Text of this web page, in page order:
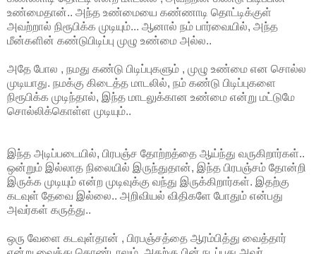
உண்மைதான்.. அந்த உண்மையை கண்ணாடி தொட்டிக்குள்
அவற்றால் நிரூபிக்க முடியும்... ஆனால் நம் பார்வையில், அந்த
மீன்களின் கண்டுபிடிப்பு முழு உண்மை அல்ல..
அதே போல , நமது கண்டு பிடிப்புகளும் , முழு உண்மை என சொல்ல
முடியாது. நமக்கு கிடைத்த மாடலில், நம் கண்டு பிடிப்புகளை
நிரூபிக்க முடிந்தால், இந்த மாடலுக்கான உண்மை என்று மட்டுமே
சொல்லிக்கொள்ள முடியும்..
இந்த அடிப்படையில், பிரபஞ்ச தோற்றத்தை ஆய்ந்து வருகிறார்கள்..
ஒன்றும் இல்லாத நிலையில் இருந்துதான், இந்த பிரபஞ்சம் தோன்றி
இருக்க முடியும் என்ற முடிவுக்கு வந்து இருக்கிறார்கள். இதற்கு
கடவுள் தேவை இல்லை.. அறிவியல் விதிகளே போதும் என்பது
அவர்கள் கருத்து..
ஒரு வேளை கடவுள்தான் , பிரபஞ்சத்தை ஆரம்பித்து வைத்தார்